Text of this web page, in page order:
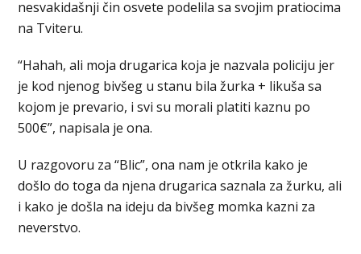
nesvakidašnji čin osvete podelila sa svojim pratiocima
na Tviteru.
“Hahah, ali moja drugarica koja je nazvala policiju jer
je kod njenog bivšeg u stanu bila žurka + likuša sa
kojom je prevario, i svi su morali platiti kaznu po
500€”, napisala je ona.
U razgovoru za “Blic”, ona nam je otkrila kako je
došlo do toga da njena drugarica saznala za žurku, ali
i kako je došla na ideju da bivšeg momka kazni za
neverstvo.